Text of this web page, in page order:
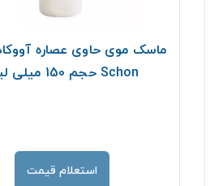
ماسک موی حاوی عصاره
Schon حجم 150 میلی لیتر
استعلام قیمت